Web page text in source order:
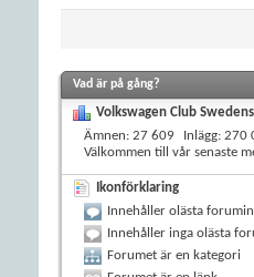
Vad är på gång?
Volkswagen Club
Ämnen 27 609 Inlägg 270
Välkommen till vår senaste
Ikonförklaring
Innehåller olästa
Innehåller inga olästa
Forumet är en kategori